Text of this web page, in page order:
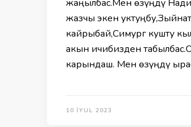
жаңылбас.Мен өзүңдү
жазчы экен
кайрыбай,Симург кушту
акын ичибизден
карындаш. Мен өзүңдү
10 İYUL 2023